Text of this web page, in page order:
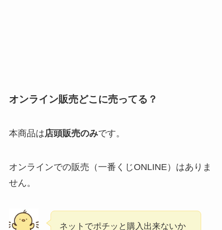
オンライン販売どこに売ってる？
本商品は店頭販売のみです。
オンラインでの販売（一番くじONLINE）はありま
せん。
ネットでポチッと購入出来ないか